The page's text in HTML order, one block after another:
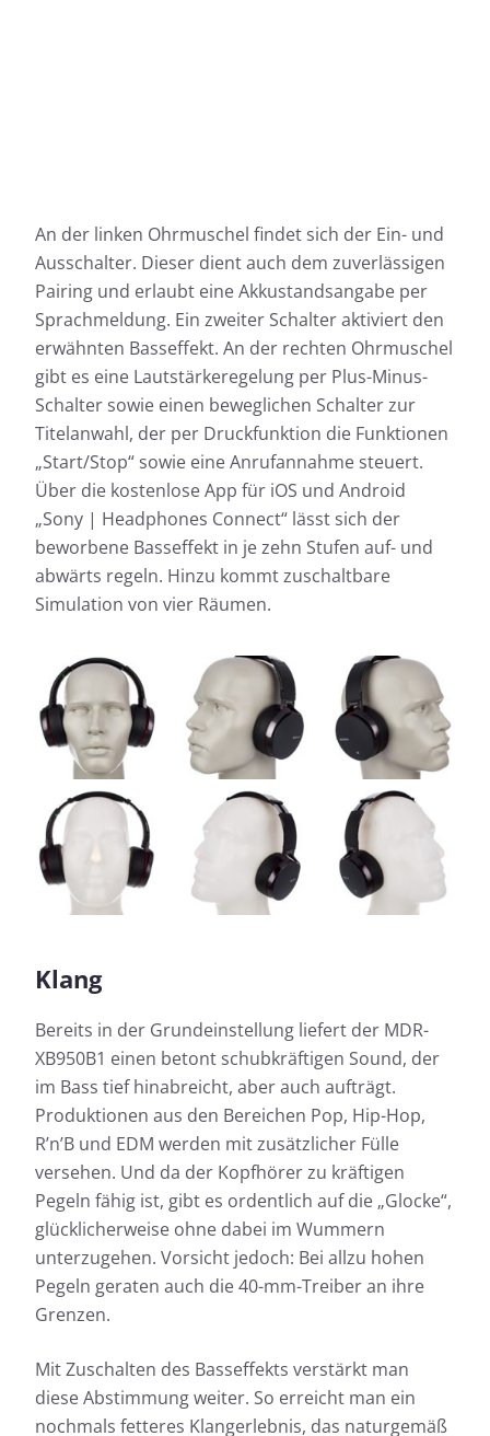
An der linken Ohrmuschel findet sich der Ein- und
Ausschalter. Dieser dient auch dem zuverlässigen
Pairing und erlaubt eine Akkustandsangabe per
Sprachmeldung. Ein zweiter Schalter aktiviert den
erwähnten Basseffekt. An der rechten Ohrmuschel
gibt es eine Lautstärkeregelung per Plus-Minus-
Schalter sowie einen beweglichen Schalter zur
Titelanwahl, der per Druckfunktion die Funktionen
„Start/Stop“ sowie eine Anrufannahme steuert.
Über die kostenlose App für iOS und Android
„Sony | Headphones Connect“ lässt sich der
beworbene Basseffekt in je zehn Stufen auf- und
abwärts regeln. Hinzu kommt zuschaltbare
Simulation von vier Räumen.
Klang
Bereits in der Grundeinstellung liefert der MDR-
XB950B1 einen betont schubkräftigen Sound, der
im Bass tief hinabreicht, aber auch aufträgt.
Produktionen aus den Bereichen Pop, Hip-Hop,
R’n’B und EDM werden mit zusätzlicher Fülle
versehen. Und da der Kopfhörer zu kräftigen
Pegeln fähig ist, gibt es ordentlich auf die „Glocke“,
glücklicherweise ohne dabei im Wummern
unterzugehen. Vorsicht jedoch: Bei allzu hohen
Pegeln geraten auch die 40-mm-Treiber an ihre
Grenzen.
Mit Zuschalten des Basseffekts verstärkt man
diese Abstimmung weiter. So erreicht man ein
nochmals fetteres Klangerlebnis, das naturgemäß